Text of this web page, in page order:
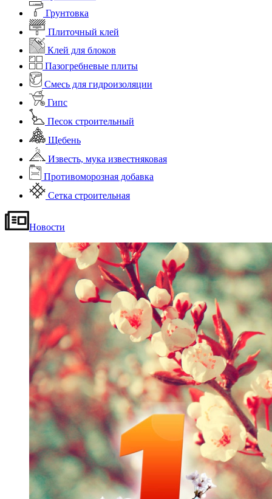
Грунтовка
Плиточный клей
Клей для блоков
Пазогребневые плиты
Смесь для гидроизоляции
Гипс
Песок строительный
Щебень
Известь, мука известняковая
Противоморозная добавка
Сетка строительная
Новости